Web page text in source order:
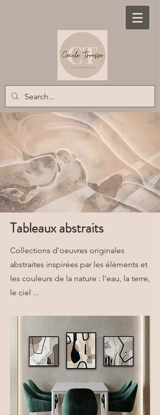
Tableaux abstraits
Collections d'oeuvres originales
abstraites inspirées par les éléments et
les couleurs de la nature : l'eau, la terre,
le ciel ...